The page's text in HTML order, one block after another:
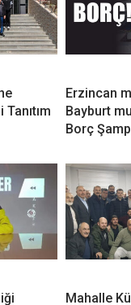
Erzincan
Bayburt
Borç
Mahalle